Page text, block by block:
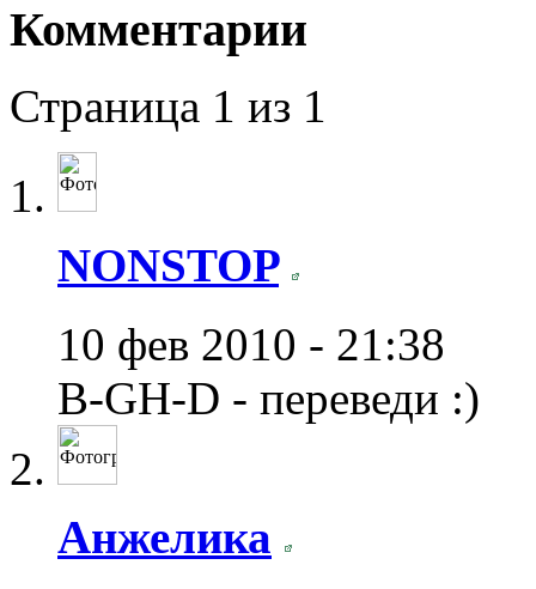
Комментарии
Страница 1 из 1
NONSTOP
10 фев 2010 - 21:38
B-GH-D - переведи :)
Анжелика